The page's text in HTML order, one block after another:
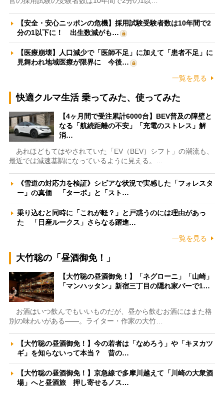
【安全・安心ニッポンの危機】採用試験受験者数は10年間で2
分の1以下に！ 出生数減がも…
【医療崩壊】人口減少で「医師不足」に加えて「患者不足」に
見舞われ地域医療が限界に 今後…
一覧を見る
快適クルマ生活 乗ってみた、使ってみた
【4ヶ月間で受注累計6000台】BEV普及の障壁と
なる「航続距離の不安」「充電のストレス」解
消…
あれほどもてはやされていた「EV（BEV）シフト」の潮流も、
最近では減速基調になっているように見える。…
《雪道の対応力を検証》シビアな状況で実感した「フォレスタ
ー」の真価 「ターボ」と「スト…
乗り込むと同時に「これが軽？」と戸惑うのには理由があっ
た 「日産ルークス」さらなる躍進…
一覧を見る
大竹聡の「昼酒御免！」
【大竹聡の昼酒御免！】「ネグローニ」「山崎」
「マンハッタン」新宿三丁目の隠れ家バーで1…
お酒はいつ飲んでもいいものだが、昼から飲むお酒にはまた格
別の味わいがある――。ライター・作家の大竹…
【大竹聡の昼酒御免！】今の若者は「なめろう」や「キヌカツ
ギ」を知らないって本当？ 昔の…
【大竹聡の昼酒御免！】京急線で多摩川越えて「川崎の大衆酒
場」へと昼酒旅 押し寄せるノス…